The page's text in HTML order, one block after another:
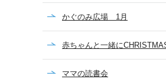
かぐのみ広場 1月
赤ちゃんと一緒に
ママの読書会